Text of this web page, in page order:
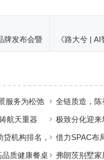
牌发布会暨
《路大兮 |
服务为松弛
全链质造，
准，定义新
航天重器
极致分化迎
ETF华夏火热
贷机构排名，
借力SPAC布
菌黄金赛道
质健康餐桌
弗朗茨别墅